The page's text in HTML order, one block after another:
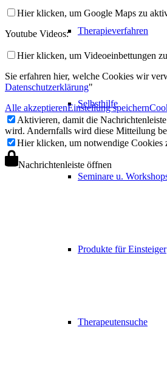
Therapieverfahren
Selbsthilfe
Seminare u.
Produkte für Einsteiger
Therapeutensuche
Hier klicken, um Google Maps zu
Youtube Videos:
Hier klicken, um Videoeinbettungen
Sie erfahren hier, welche Cookies wir
Datenschutzerklärung"
Alle akzeptierenEinstellung speichern
Aktivieren, damit die
wird. Andernfalls wird diese Mitteilung
Hier klicken, um notwendige Cookies
Nachrichtenleiste öffnen